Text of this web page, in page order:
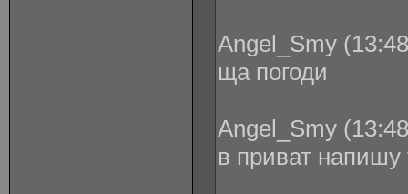
Angel_Smy
ща погоди
Angel_Smy
в приват напишу